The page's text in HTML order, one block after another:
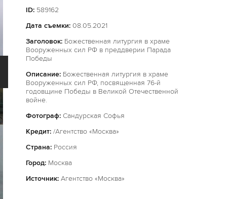
ID: 589162
Дата съемки: 08.05.2021
Заголовок: Божественная литургия в храме
Вооруженных сил РФ в преддверии Парада
Победы
Описание: Божественная литургия в храме
Вооруженных сил РФ, посвященная 76-й
годовщине Победы в Великой Отечественной
войне.
Фотограф: Сандурская Софья
Кредит: /Агентство «Москва»
Страна: Россия
Город: Москва
Источник: Агентство «Москва»